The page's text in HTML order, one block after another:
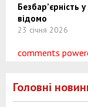
відомо
23 січня 2026
comments
Головні